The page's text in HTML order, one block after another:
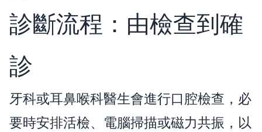
診斷流程：由檢查到確
診
牙科或耳鼻喉科醫生會進行口腔檢查，必
要時安排活檢、電腦掃描或磁力共振，以